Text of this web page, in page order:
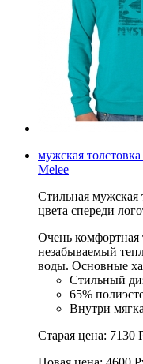
мужская
Melee
Стильная мужская
цвета спереди
Очень комфортная
незабываемый
воды. Основные
Стильный
65%
Внутри
Старая цена: 7130